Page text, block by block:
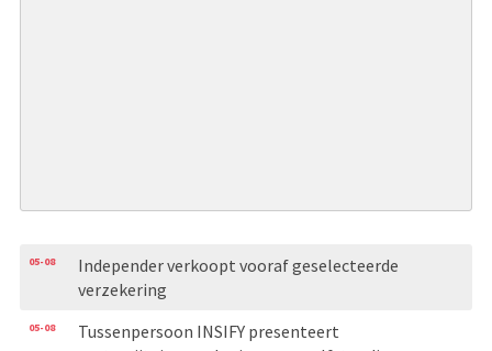
05-08
Independer verkoopt vooraf geselecteerde
verzekering
05-08
Tussenpersoon INSIFY presenteert